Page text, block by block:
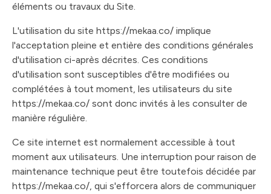
éléments ou travaux du Site.
L'utilisation du site https://mekaa.co/ implique
l'acceptation pleine et entière des conditions générales
d'utilisation ci-après décrites. Ces conditions
d'utilisation sont susceptibles d'être modifiées ou
complétées à tout moment, les utilisateurs du site
https://mekaa.co/ sont donc invités à les consulter de
manière régulière.
Ce site internet est normalement accessible à tout
moment aux utilisateurs. Une interruption pour raison de
maintenance technique peut être toutefois décidée par
https://mekaa.co/, qui s'efforcera alors de communiquer